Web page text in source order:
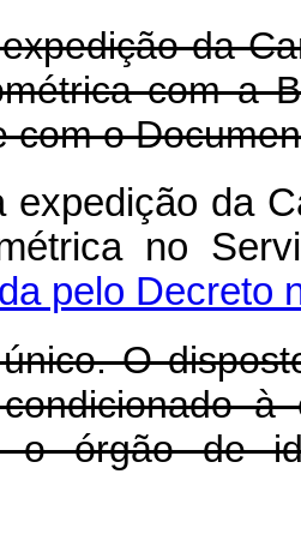
da
com a
com o
expedição da
no
pelo Decreto
O
à
o órgão de